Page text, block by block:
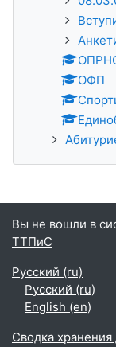
ОФП
Вы не вошли в
ТТПиС
Русский ‎(ru)‎
Русский ‎(ru)‎
English ‎(en)‎
Сводка